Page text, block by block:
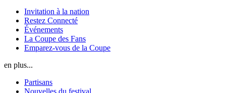
Invitation à la nation
Restez Connecté
Événements
La Coupe des Fans
Emparez-vous de la Coupe
en plus...
Partisans
Nouvelles du festival